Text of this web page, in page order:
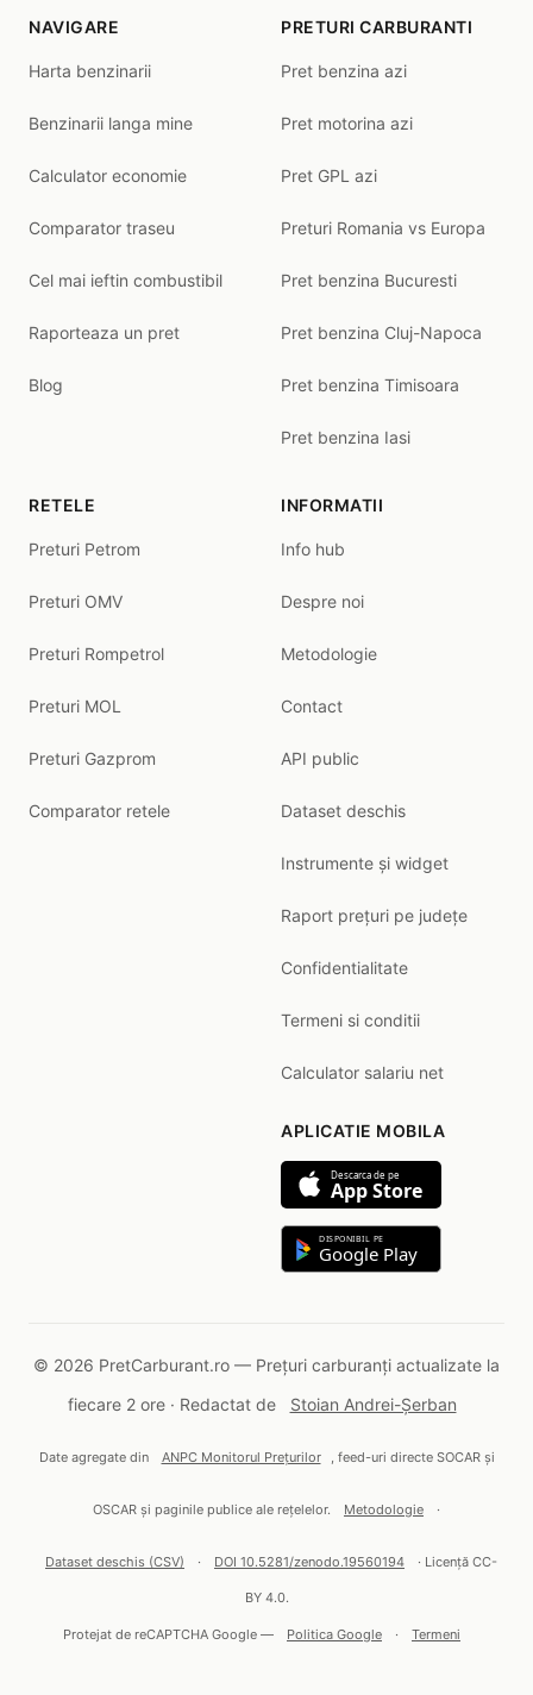
NAVIGARE
Harta benzinarii
Benzinarii langa mine
Calculator economie
Comparator traseu
Cel mai ieftin combustibil
Raporteaza un pret
Blog
PRETURI CARBURANTI
Pret benzina azi
Pret motorina azi
Pret GPL azi
Preturi Romania vs Europa
Pret benzina Bucuresti
Pret benzina Cluj-Napoca
Pret benzina Timisoara
Pret benzina Iasi
RETELE
Preturi Petrom
Preturi OMV
Preturi Rompetrol
Preturi MOL
Preturi Gazprom
Comparator retele
INFORMATII
Info hub
Despre noi
Metodologie
Contact
API public
Dataset deschis
Instrumente și widget
Raport prețuri pe județe
Confidentialitate
Termeni si conditii
Calculator salariu net
APLICATIE MOBILA
Descarca de pe
App Store
DISPONIBIL PE
Google Play
© 2026 PretCarburant.ro — Prețuri carburanți actualizate la
fiecare 2 ore · Redactat de
Stoian Andrei-Șerban
Date agregate din ANPC Monitorul Prețurilor , feed-uri directe SOCAR și
OSCAR și paginile publice ale rețelelor. Metodologie ·
Dataset deschis (CSV) · DOI 10.5281/zenodo.19560194 · Licență CC-
BY 4.0.
Protejat de reCAPTCHA Google — Politica Google · Termeni